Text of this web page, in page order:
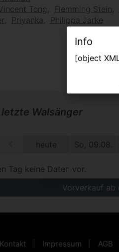
Tong Flemming Stein
Priyanka Philippa Jarke
letzte Walsänger
heute So, 09.08.
Tag keine Daten vor.
Vorverkauf ab
Kontakt Impressum AGB
Info
[object